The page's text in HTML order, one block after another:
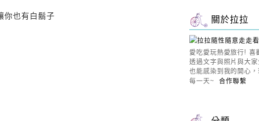
你也有白鬍子 關於拉拉
愛吃愛玩熱愛旅行! 喜
透過文字與照片與大
也能感染到我的開心
每一天~合作聯繫